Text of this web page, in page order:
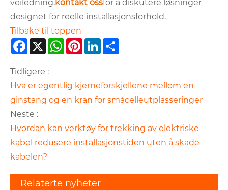
veiledning,kontakt ossfor å diskutere løsninger
designet for reelle installasjonsforhold.
Tilbake til toppen
Facebook
X WhatsApp
PinterestLinkedIn
Tidligere :
Hva er egentlig kjerneforskjellene mellom en
ginstang og en kran for småcelleutplasseringer
Neste :
Hvordan kan verktøy for trekking av elektriske
kabel redusere installasjonstiden uten å skade
kabelen?
Relaterte nyheter